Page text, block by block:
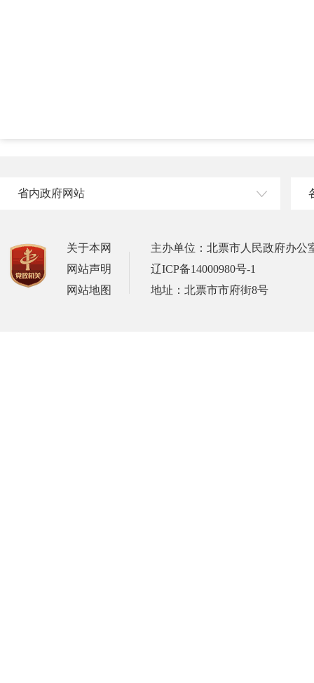
省内政府网站
关于本网
网站声明
网站地图
主办单位：北票市人民政府办公
辽ICP备14000980号-1
地址：北票市市府街8号